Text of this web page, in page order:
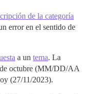
de la categoría
error en el sentido de
a un tema. La
octubre (MM/DD/AA
(27/11/2023).